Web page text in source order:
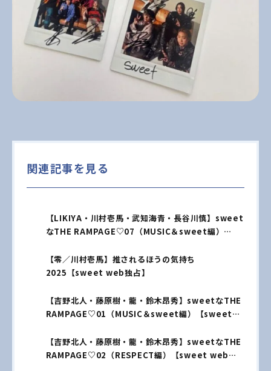
関連記事を見る
【LIKIYA・川村壱馬・武知海青・長谷川慎】sweet
なTHE RAMPAGE♡07（MUSIC＆sweet編）
【零／川村壱馬】推されるほうの気持ち
2025【sweet web独占】
【吉野北人・藤原樹・龍・鈴木昂秀】sweetなTHE
RAMPAGE♡01（MUSIC＆sweet編）【sweet
【吉野北人・藤原樹・龍・鈴木昂秀】sweetなTHE
RAMPAGE♡02（RESPECT編）【sweet web独